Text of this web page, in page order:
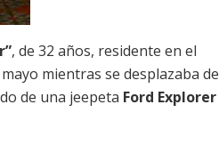
, de 32 años, residente en el
mientras se desplazaba de
de una jeepeta Ford Explorer